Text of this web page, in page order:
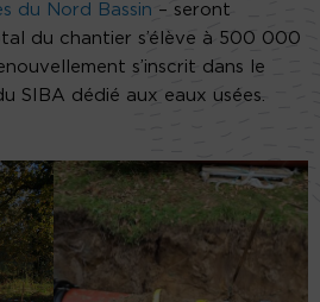
du Nord Bassin – seront
du chantier s’élève à 500 000
s’inscrit dans le
SIBA dédié aux eaux usées.